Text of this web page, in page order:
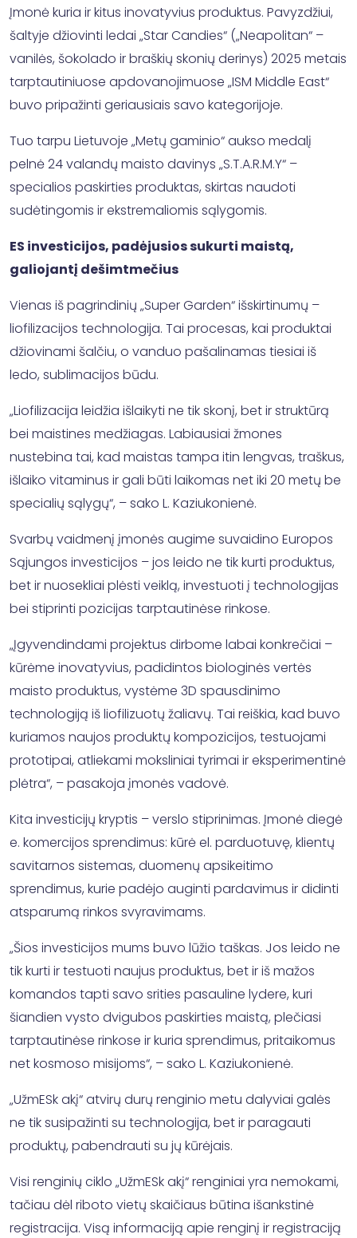
Įmonė kuria ir kitus inovatyvius produktus. Pavyzdžiui,
šaltyje džiovinti ledai „Star Candies“ („Neapolitan“ –
vanilės, šokolado ir braškių skonių derinys) 2025 metais
tarptautiniuose apdovanojimuose „ISM Middle East“
buvo pripažinti geriausiais savo kategorijoje.
Tuo tarpu Lietuvoje „Metų gaminio“ aukso medalį
pelnė 24 valandų maisto davinys „S.T.A.R.M.Y“ –
specialios paskirties produktas, skirtas naudoti
sudėtingomis ir ekstremaliomis sąlygomis.
ES investicijos, padėjusios sukurti maistą,
galiojantį dešimtmečius
Vienas iš pagrindinių „Super Garden“ išskirtinumų –
liofilizacijos technologija. Tai procesas, kai produktai
džiovinami šalčiu, o vanduo pašalinamas tiesiai iš
ledo, sublimacijos būdu.
„Liofilizacija leidžia išlaikyti ne tik skonį, bet ir struktūrą
bei maistines medžiagas. Labiausiai žmones
nustebina tai, kad maistas tampa itin lengvas, traškus,
išlaiko vitaminus ir gali būti laikomas net iki 20 metų be
specialių sąlygų“, – sako L. Kaziukonienė.
Svarbų vaidmenį įmonės augime suvaidino Europos
Sąjungos investicijos – jos leido ne tik kurti produktus,
bet ir nuosekliai plėsti veiklą, investuoti į technologijas
bei stiprinti pozicijas tarptautinėse rinkose.
„Įgyvendindami projektus dirbome labai konkrečiai –
kūrėme inovatyvius, padidintos biologinės vertės
maisto produktus, vystėme 3D spausdinimo
technologiją iš liofilizuotų žaliavų. Tai reiškia, kad buvo
kuriamos naujos produktų kompozicijos, testuojami
prototipai, atliekami moksliniai tyrimai ir eksperimentinė
plėtra“, – pasakoja įmonės vadovė.
Kita investicijų kryptis – verslo stiprinimas. Įmonė diegė
e. komercijos sprendimus: kūrė el. parduotuvę, klientų
savitarnos sistemas, duomenų apsikeitimo
sprendimus, kurie padėjo auginti pardavimus ir didinti
atsparumą rinkos svyravimams.
„Šios investicijos mums buvo lūžio taškas. Jos leido ne
tik kurti ir testuoti naujus produktus, bet ir iš mažos
komandos tapti savo srities pasauline lydere, kuri
šiandien vysto dvigubos paskirties maistą, plečiasi
tarptautinėse rinkose ir kuria sprendimus, pritaikomus
net kosmoso misijoms“, – sako L. Kaziukonienė.
„UžmESk akį“ atvirų durų renginio metu dalyviai galės
ne tik susipažinti su technologija, bet ir paragauti
produktų, pabendrauti su jų kūrėjais.
Visi renginių ciklo „UžmESk akį“ renginiai yra nemokami,
tačiau dėl riboto vietų skaičiaus būtina išankstinė
registracija. Visą informaciją apie renginį ir registraciją